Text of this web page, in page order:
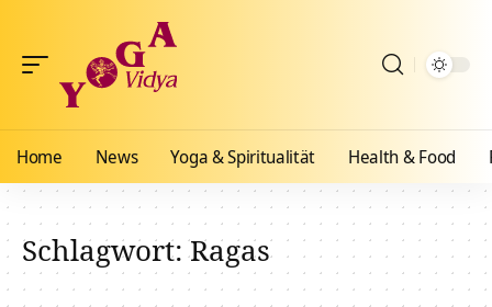
Home News Yoga & Spiritualität Health & Food
Schlagwort:Ragas